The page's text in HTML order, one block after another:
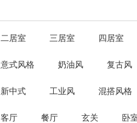
二居室 三居室 四居室
意式风格 奶油风 复古风
新中式 工业风 混搭风格
客厅 餐厅 玄关 卧